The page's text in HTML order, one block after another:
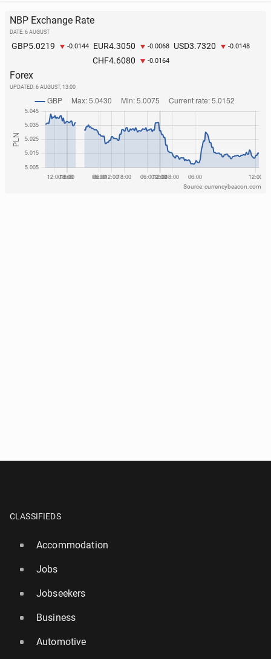
NBP Exchange Rate
DATE: 6 AUGUST
GBP5.0219 -0.0144 EUR4.3050 -0.0068 USD3.7320 -0.0148
CHF4.6080 -0.0164
Forex
UPDATED: 6 AUGUST, 13:00
Source: currencybeacon.com
CLASSIFIEDS
Accommodation
Jobs
Jobseekers
Business
Automotive